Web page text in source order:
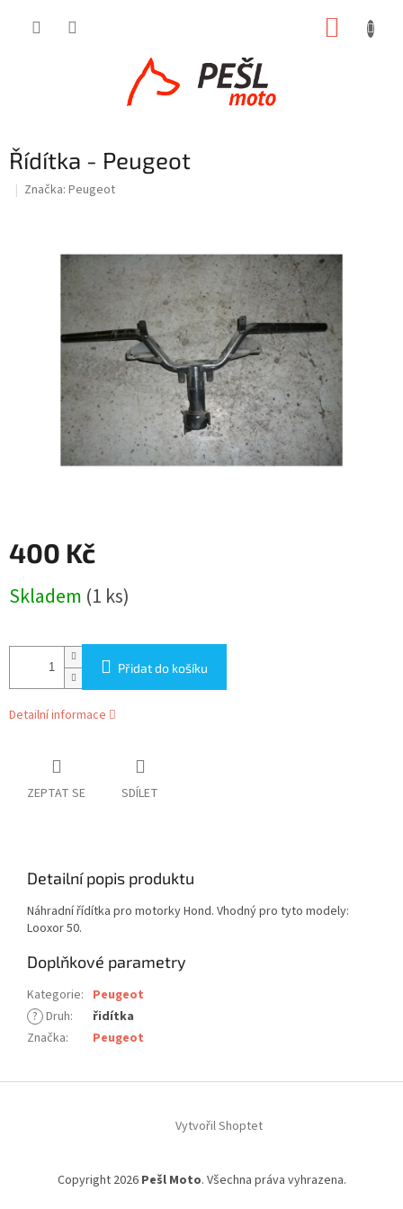
Řídítka - Peugeot
Značka: Peugeot
400 Kč
cena:
Skladem (1 ks)
Přidat do košíku
Detailní informace
ZEPTAT SE SDÍLET
Detailní popis produktu
Náhradní řídítka pro motorky Hond. Vhodný pro tyto modely:
Looxor 50.
Doplňkové parametry
Kategorie: Peugeot
? Druh:
řidítka
Značka: Peugeot
Vytvořil Shoptet
Copyright 2026 Pešl Moto. Všechna práva vyhrazena.